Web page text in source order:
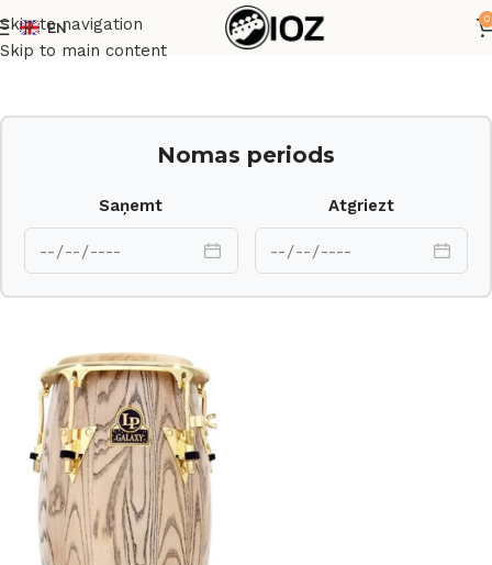
Skip to navigation
Skip to main content
EN
0
Sākums Perkusijas
Nomas periods
Saņemt Atgriezt